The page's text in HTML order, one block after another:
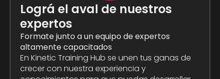
Lográ el aval de nuestros
expertos
Formate junto a un equipo de expertos
altamente capacitados
En Kinetic Training Hub se unen tus ganas de
crecer con nuestra experiencia y